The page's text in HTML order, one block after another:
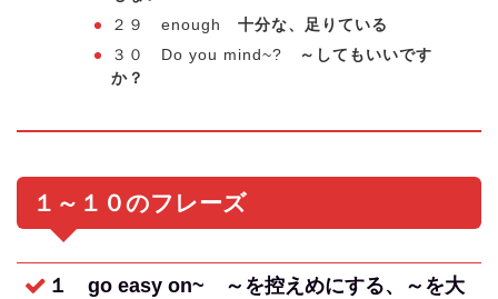
２９ enough十分な、足りている
３０ Do you mind~?
～してもいいです
か？
１～１０のフレーズ
１ go easy on~
～を控えめにする、～を大